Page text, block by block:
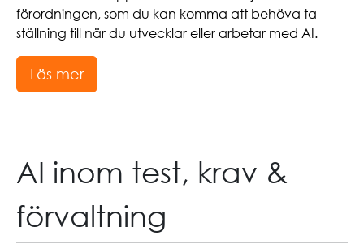
förordningen, som du kan komma att behöva ta
ställning till när du utvecklar eller arbetar med AI.
Läs mer
AI inom test, krav &
förvaltning